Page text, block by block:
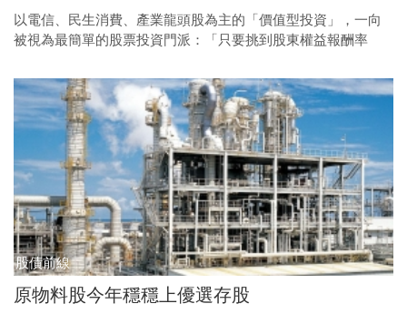
以電信、民生消費、產業龍頭股為主的「價值型投資」，一向
被視為最簡單的股票投資門派：「只要挑到股東權益報酬率
買進後牢牢抱住，長期而言，就會有豐碩的報酬。」 如果你還
抱持著這種觀念，那麼，請醒醒吧！由於新科技、新趨勢種種
複雜因素的改變，昔日的價值股，其價值含量可能正在銳減
中。當然，也有可能是個別因素，如公司管理不當，導致營運
與股價大不如預期。
股債前線
原物料股今年穩穩上優選存股